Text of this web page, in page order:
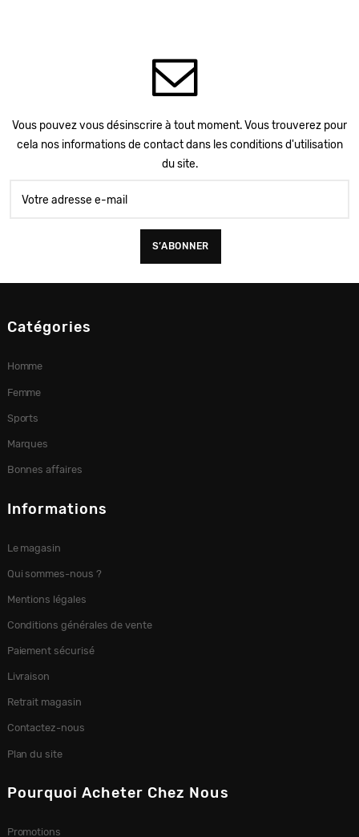
Vous pouvez vous désinscrire à tout moment. Vous trouverez pour
cela nos informations de contact dans les conditions d'utilisation
du site.
Catégories
Homme
Femme
Sports
Marques
Bonnes affaires
Informations
Le magasin
Qui sommes-nous ?
Mentions légales
Conditions générales de vente
Paiement sécurisé
Livraison
Retrait magasin
Contactez-nous
Plan du site
Pourquoi Acheter Chez Nous
Promotions